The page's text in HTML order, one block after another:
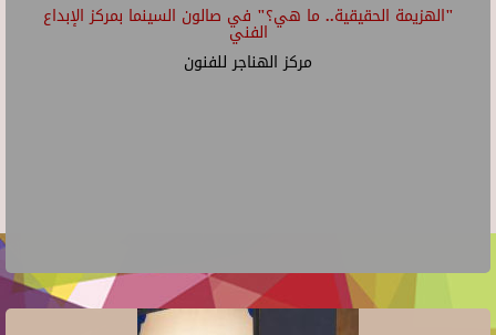
"الهزيمة الحقيقية.. ما هي؟" في صالون السينما بمركز الإبداع
الفني
مركز الهناجر للفنون